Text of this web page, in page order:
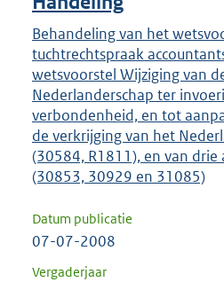
keuze
te
bevestigen.
Behandeling van het
tuchtrechtspraak
wetsvoorstel Wijziging van
Nederlanderschap ter
verbondenheid, en tot
de verkrijging van het
(30584, R1811), en van
(30853, 30929 en 31085)
Datum publicatie
07-07-2008
Vergaderjaar